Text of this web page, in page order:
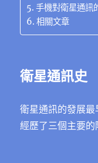
手機對衛星通訊
相關文章
衛星通訊史
衛星通訊的發展
經歷了三個主要的